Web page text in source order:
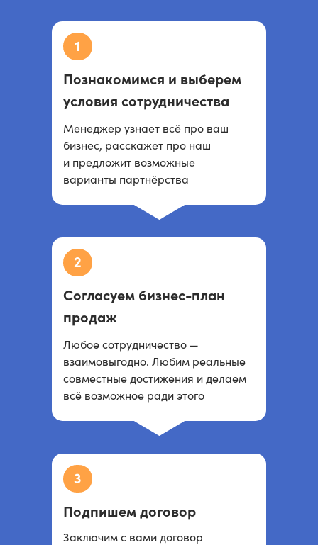
Подпишем договор
Заключим с вами договор
3
Согласуем бизнес-план
продаж
Любое сотрудничество —
взаимовыгодно. Любим реальные
совместные достижения и делаем
всё возможное ради этого
2
Познакомимся и выберем
условия сотрудничества
Менеджер узнает всё про ваш
бизнес, расскажет про наш
и предложит возможные
варианты партнёрства
1